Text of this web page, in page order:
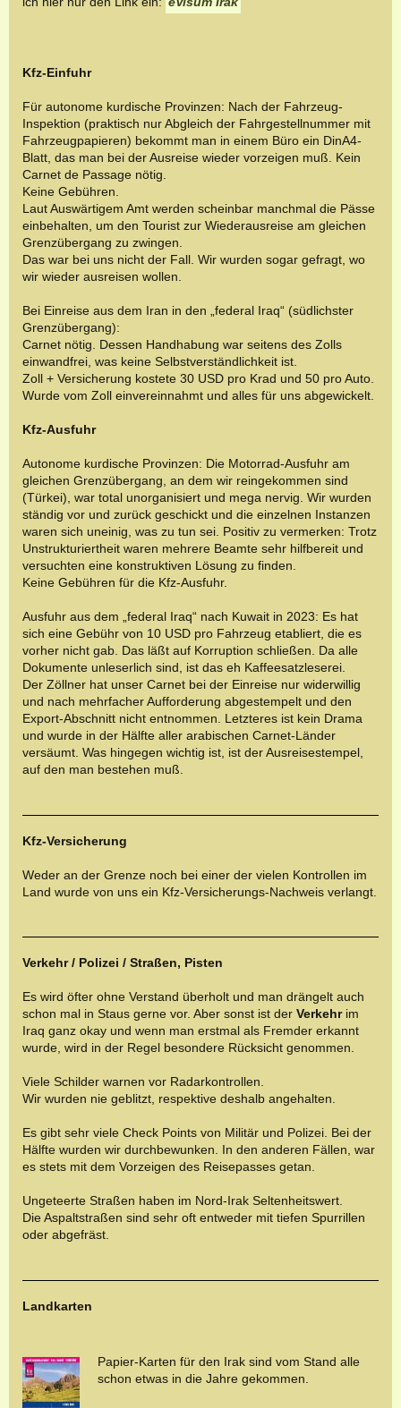
Kfz-Einfuhr
Für autonome kurdische Provinzen: Nach der Fahrzeug-
Inspektion (praktisch nur Abgleich der Fahrgestellnummer mit
Fahrzeugpapieren) bekommt man in einem Büro ein DinA4-
Blatt, das man bei der Ausreise wieder vorzeigen muß. Kein
Carnet de Passage nötig.
Keine Gebühren.
Laut Auswärtigem Amt werden scheinbar manchmal die Pässe
einbehalten, um den Tourist zur Wiederausreise am gleichen
Grenzübergang zu zwingen.
Das war bei uns nicht der Fall. Wir wurden sogar gefragt, wo
wir wieder ausreisen wollen.
Bei Einreise aus dem Iran in den „federal Iraq“ (südlichster
Grenzübergang):
Carnet nötig. Dessen Handhabung war seitens des Zolls
einwandfrei, was keine Selbstverständlichkeit ist.
Zoll + Versicherung kostete 30 USD pro Krad und 50 pro Auto.
Wurde vom Zoll einvereinnahmt und alles für uns abgewickelt.
Kfz-Ausfuhr
Autonome kurdische Provinzen: Die Motorrad-Ausfuhr am
gleichen Grenzübergang, an dem wir reingekommen sind
(Türkei), war total unorganisiert und mega nervig. Wir wurden
ständig vor und zurück geschickt und die einzelnen Instanzen
waren sich uneinig, was zu tun sei. Positiv zu vermerken: Trotz
Unstrukturiertheit waren mehrere Beamte sehr hilfbereit und
versuchten eine konstruktiven Lösung zu finden.
Keine Gebühren für die Kfz-Ausfuhr.
Ausfuhr aus dem „federal Iraq“ nach Kuwait in 2023: Es hat
sich eine Gebühr von 10 USD pro Fahrzeug etabliert, die es
vorher nicht gab. Das läßt auf Korruption schließen. Da alle
Dokumente unleserlich sind, ist das eh Kaffeesatzleserei.
Der Zöllner hat unser Carnet bei der Einreise nur widerwillig
und nach mehrfacher Aufforderung abgestempelt und den
Export-Abschnitt nicht entnommen. Letzteres ist kein Drama
und wurde in der Hälfte aller arabischen Carnet-Länder
versäumt. Was hingegen wichtig ist, ist der Ausreisestempel,
auf den man bestehen muß.
Kfz-Versicherung
Weder an der Grenze noch bei einer der vielen Kontrollen im
Land wurde von uns ein Kfz-Versicherungs-Nachweis verlangt.
Verkehr / Polizei / Straßen, Pisten
Es wird öfter ohne Verstand überholt und man drängelt auch
schon mal in Staus gerne vor. Aber sonst ist der Verkehrim
Iraq ganz okay und wenn man erstmal als Fremder erkannt
wurde, wird in der Regel besondere Rücksicht genommen.
Viele Schilder warnen vor Radarkontrollen.
Wir wurden nie geblitzt, respektive deshalb angehalten.
Es gibt sehr viele Check Points von Militär und Polizei. Bei der
Hälfte wurden wir durchbewunken. In den anderen Fällen, war
es stets mit dem Vorzeigen des Reisepasses getan.
Ungeteerte Straßen haben im Nord-Irak Seltenheitswert.
Die Aspaltstraßen sind sehr oft entweder mit tiefen Spurrillen
oder abgefräst.
Landkarten
Papier-Karten für den Irak sind vom Stand alle
schon etwas in die Jahre gekommen.